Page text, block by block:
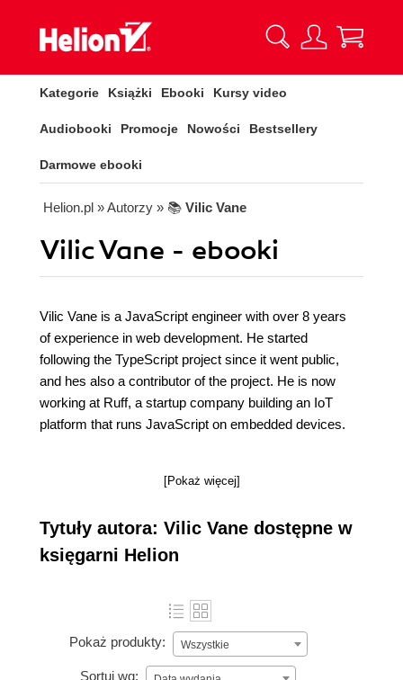
Kategorie Książki Ebooki Kursy video
Audiobooki Promocje Nowości Bestsellery
Darmowe ebooki
Helion.pl » Autorzy » 📚 Vilic Vane
Vilic Vane - ebooki
Vilic Vane is a JavaScript engineer with over 8 years
of experience in web development. He started
following the TypeScript project since it went public,
and hes also a contributor of the project. He is now
working at Ruff, a startup company building an IoT
platform that runs JavaScript on embedded devices.
[Pokaż więcej]
Tytuły autora: Vilic Vane dostępne w
księgarni Helion
Pokaż produkty: Wszystkie
Sortuj wg: